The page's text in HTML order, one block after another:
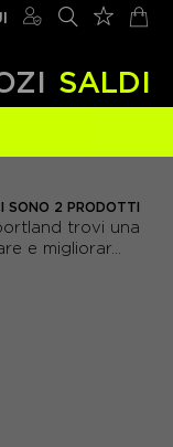
SALDI
SONO 2 PRODOTTI
trovi una
e migliorar...